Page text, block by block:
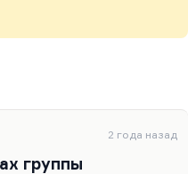
2 года назад
группы